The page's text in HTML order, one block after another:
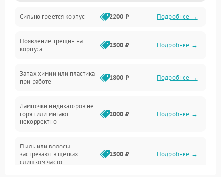
Неисправность программного обеспечения
Проблемы с сигналом
Батарея
Программные сбои
Сильно греется корпус 2200 ₽ Подробнее →
Появление трещин на
корпуса
2500 ₽ Подробнее →
Запах химии или пластика
при работе
1800 ₽ Подробнее →
Лампочки индикаторов не
горят или мигают
некорректно
2000 ₽ Подробнее →
Пыль или волосы
застревают в щетках
слишком часто
1500 ₽ Подробнее →